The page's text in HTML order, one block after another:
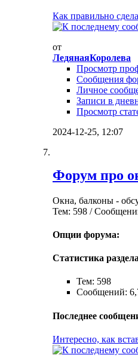
Как правильно
от
ЛедянаяКоролева
Просмотр
Сообщения
Личное
Записи в
Просмотр
2024-12-25, 12:07
Форум про
Окна, балконы -
Тем: 598 /
Опции форума:
Статистика
Тем: 598
Сообщений:
Последнее
Интересно, как